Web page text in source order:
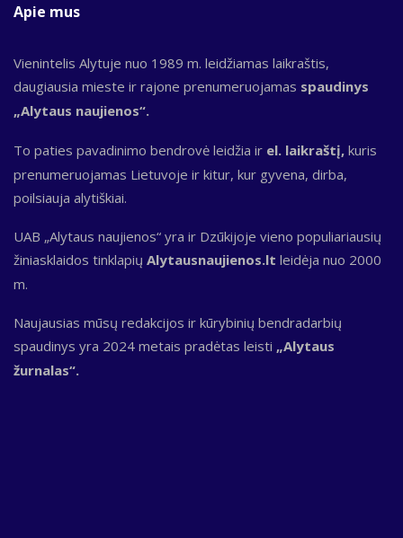
Apie mus
Vienintelis Alytuje nuo 1989 m. leidžiamas laikraštis,
daugiausia mieste ir rajone prenumeruojamas spaudinys
„Alytaus naujienos“.
To paties pavadinimo bendrovė leidžia ir el. laikraštį, kuris
prenumeruojamas Lietuvoje ir kitur, kur gyvena, dirba,
poilsiauja alytiškiai.
UAB „Alytaus naujienos“ yra ir Dzūkijoje vieno populiariausių
žiniasklaidos tinklapių Alytausnaujienos.lt leidėja nuo 2000
m.
Naujausias mūsų redakcijos ir kūrybinių bendradarbių
spaudinys yra 2024 metais pradėtas leisti „Alytaus
žurnalas“.